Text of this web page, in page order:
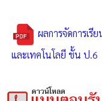
ผลการจัดการเรี
และเทคโนโลยี ชั้น ป.6